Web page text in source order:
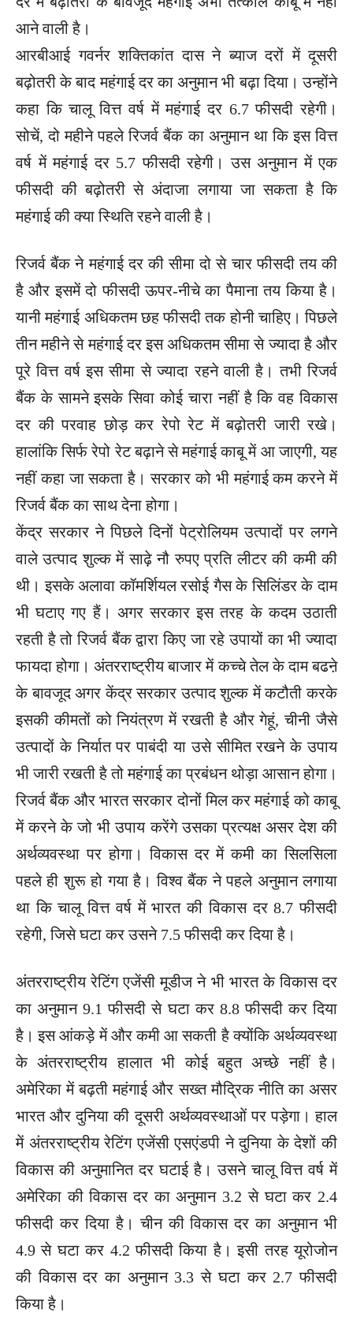
आने वाली है।
आरबीआई गवर्नर शक्तिकांत दास ने ब्याज दरों में दूसरी
बढ़ोतरी के बाद महंगाई दर का अनुमान भी बढ़ा दिया। उन्होंने
कहा कि चालू वित्त वर्ष में महंगाई दर 6.7 फीसदी रहेगी।
सोचें, दो महीने पहले रिजर्व बैंक का अनुमान था कि इस वित्त
वर्ष में महंगाई दर 5.7 फीसदी रहेगी। उस अनुमान में एक
फीसदी की बढ़ोतरी से अंदाजा लगाया जा सकता है कि
महंगाई की क्या स्थिति रहने वाली है।
रिजर्व बैंक ने महंगाई दर की सीमा दो से चार फीसदी तय की
है और इसमें दो फीसदी ऊपर-नीचे का पैमाना तय किया है।
यानी महंगाई अधिकतम छह फीसदी तक होनी चाहिए। पिछले
तीन महीने से महंगाई दर इस अधिकतम सीमा से ज्यादा है और
पूरे वित्त वर्ष इस सीमा से ज्यादा रहने वाली है। तभी रिजर्व
बैंक के सामने इसके सिवा कोई चारा नहीं है कि वह विकास
दर की परवाह छोड़ कर रेपो रेट में बढ़ोतरी जारी रखे।
हालांकि सिर्फ रेपो रेट बढ़ाने से महंगाई काबू में आ जाएगी, यह
नहीं कहा जा सकता है। सरकार को भी महंगाई कम करने में
रिजर्व बैंक का साथ देना होगा।
केंद्र सरकार ने पिछले दिनों पेट्रोलियम उत्पादों पर लगने
वाले उत्पाद शुल्क में साढ़े नौ रुपए प्रति लीटर की कमी की
थी। इसके अलावा कॉमर्शियल रसोई गैस के सिलिंडर के दाम
भी घटाए गए हैं। अगर सरकार इस तरह के कदम उठाती
रहती है तो रिजर्व बैंक द्वारा किए जा रहे उपायों का भी ज्यादा
फायदा होगा। अंतरराष्ट्रीय बाजार में कच्चे तेल के दाम बढऩे
के बावजूद अगर केंद्र सरकार उत्पाद शुल्क में कटौती करके
इसकी कीमतों को नियंत्रण में रखती है और गेहूं, चीनी जैसे
उत्पादों के निर्यात पर पाबंदी या उसे सीमित रखने के उपाय
भी जारी रखती है तो महंगाई का प्रबंधन थोड़ा आसान होगा।
रिजर्व बैंक और भारत सरकार दोनों मिल कर महंगाई को काबू
में करने के जो भी उपाय करेंगे उसका प्रत्यक्ष असर देश की
अर्थव्यवस्था पर होगा। विकास दर में कमी का सिलसिला
पहले ही शुरू हो गया है। विश्व बैंक ने पहले अनुमान लगाया
था कि चालू वित्त वर्ष में भारत की विकास दर 8.7 फीसदी
रहेगी, जिसे घटा कर उसने 7.5 फीसदी कर दिया है।
अंतरराष्ट्रीय रेटिंग एजेंसी मूडीज ने भी भारत के विकास दर
का अनुमान 9.1 फीसदी से घटा कर 8.8 फीसदी कर दिया
है। इस आंकड़े में और कमी आ सकती है क्योंकि अर्थव्यवस्था
के अंतरराष्ट्रीय हालात भी कोई बहुत अच्छे नहीं है।
अमेरिका में बढ़ती महंगाई और सख्त मौद्रिक नीति का असर
भारत और दुनिया की दूसरी अर्थव्यवस्थाओं पर पड़ेगा। हाल
में अंतरराष्ट्रीय रेटिंग एजेंसी एसएंडपी ने दुनिया के देशों की
विकास की अनुमानित दर घटाई है। उसने चालू वित्त वर्ष में
अमेरिका की विकास दर का अनुमान 3.2 से घटा कर 2.4
फीसदी कर दिया है। चीन की विकास दर का अनुमान भी
4.9 से घटा कर 4.2 फीसदी किया है। इसी तरह यूरोजोन
की विकास दर का अनुमान 3.3 से घटा कर 2.7 फीसदी
किया है।